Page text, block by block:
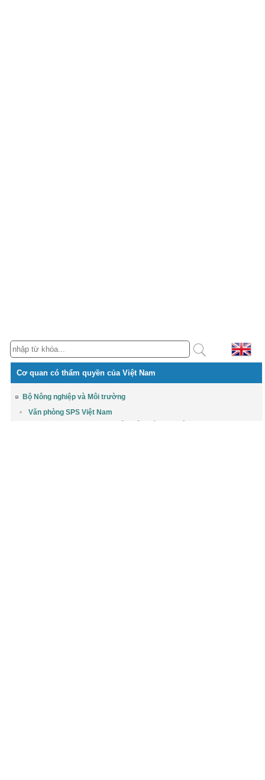
Cơ quan có thẩm quyền của Việt Nam
Bộ Nông nghiệp và Môi trường
Văn phòng SPS Việt Nam